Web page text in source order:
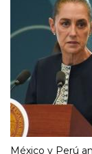
México y Perú